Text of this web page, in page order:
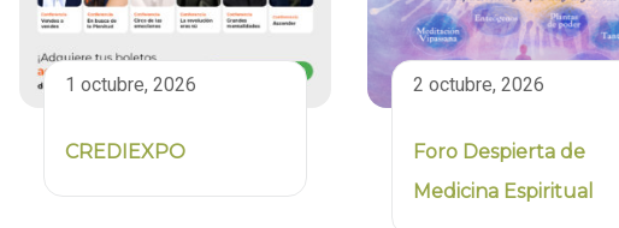
1 octubre, 2026
CREDIEXPO
2 octubre, 2026
Foro Despierta de
Medicina Espiritual